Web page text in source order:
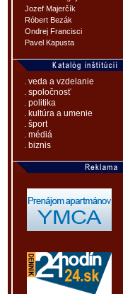
Jozef Majerčík
Róbert Bezák
Ondrej Francisci
Pavel Kapusta
. veda a vzdelanie
. spoločnosť
. politika
. kultúra a umenie
. šport
. médiá
. biznis